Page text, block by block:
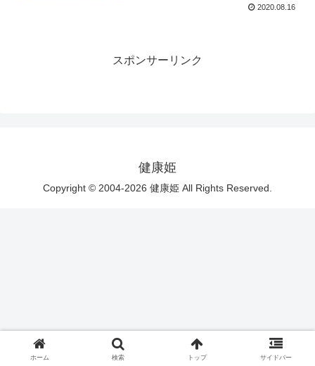
2020.08.16
スポンサーリンク
健康姫
Copyright © 2004-2026 健康姫 All Rights Reserved.
ホーム 検索 トップ サイドバー